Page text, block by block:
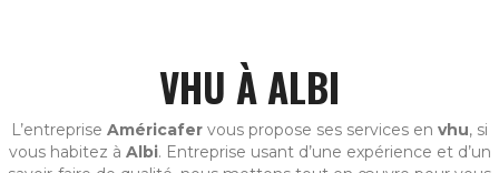
VHU À ALBI
L’entreprise Américafer vous propose ses services en vhu, si
vous habitez à Albi. Entreprise usant d’une expérience et d’un